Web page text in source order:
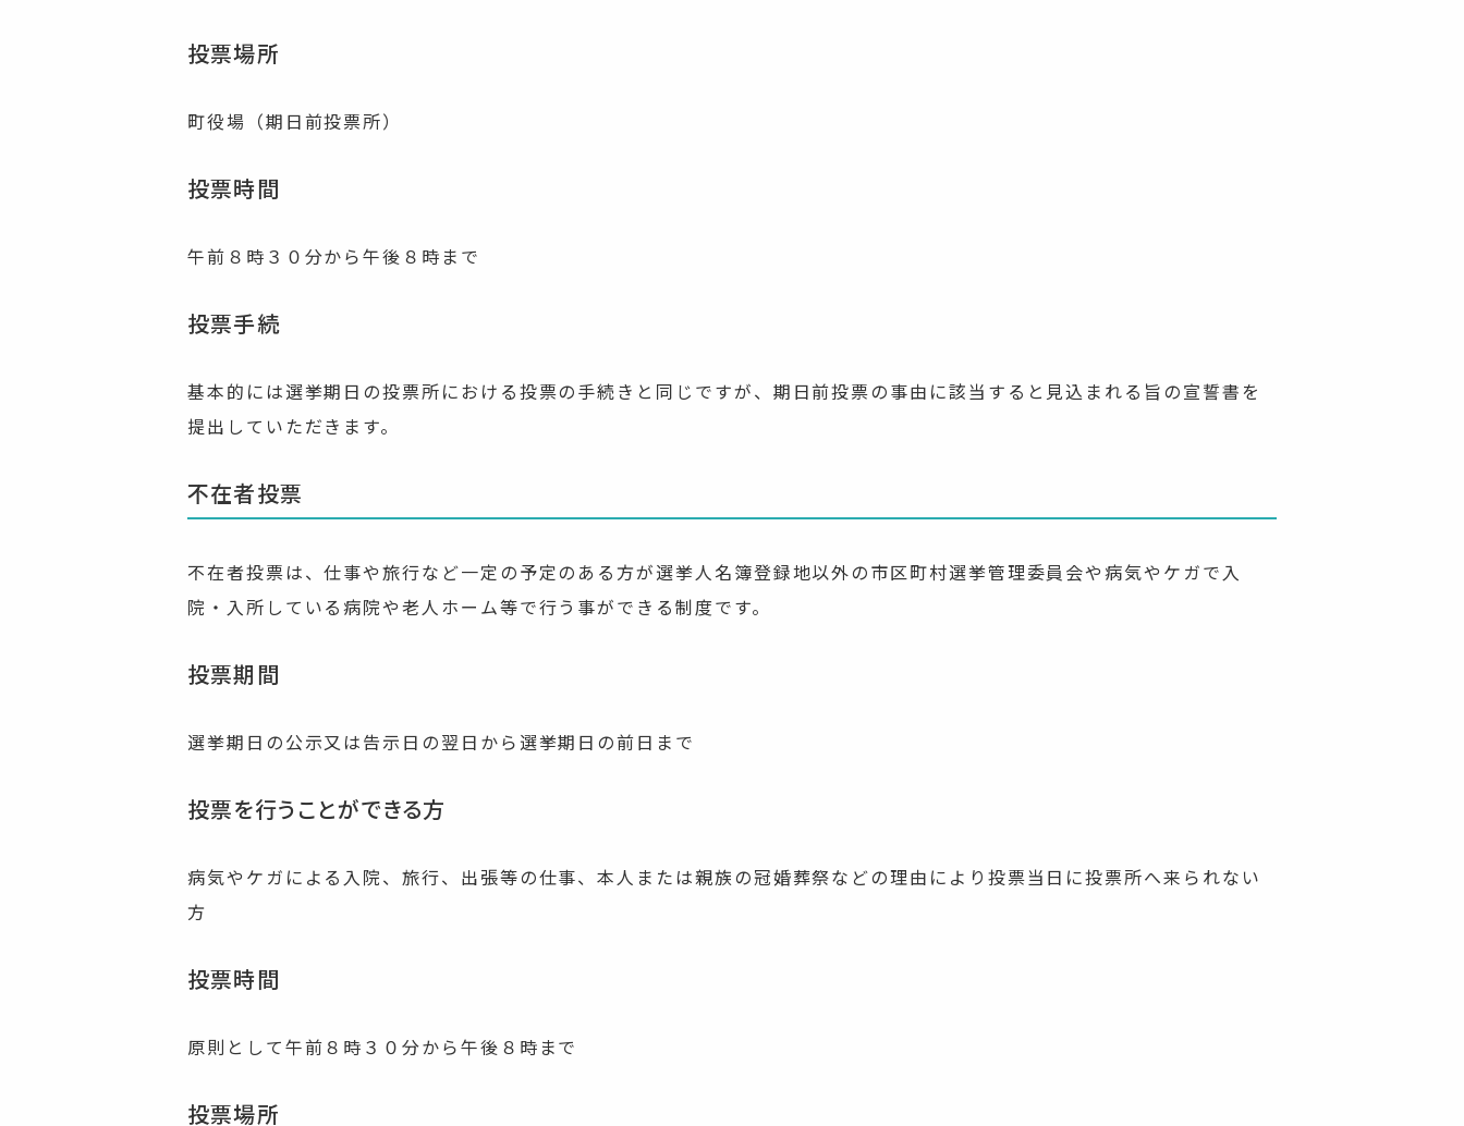
投票場所
町役場（期日前投票所）
投票時間
午前８時３０分から午後８時まで
投票手続
基本的には選挙期日の投票所における投票の手続きと同じですが、期日前投票の事由に該当すると見込まれる旨の宣誓書を
提出していただきます。
不在者投票
不在者投票は、仕事や旅行など一定の予定のある方が選挙人名簿登録地以外の市区町村選挙管理委員会や病気やケガで入
院・入所している病院や老人ホーム等で行う事ができる制度です。
投票期間
選挙期日の公示又は告示日の翌日から選挙期日の前日まで
投票を行うことができる方
病気やケガによる入院、旅行、出張等の仕事、本人または親族の冠婚葬祭などの理由により投票当日に投票所へ来られない
方
投票時間
原則として午前８時３０分から午後８時まで
投票場所